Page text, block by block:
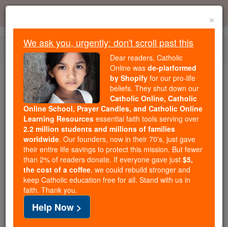
Skip
content
Because of You, 2.2 Million
Students Are Being Formed in the
Faith
Because of generous supporters like you,
Catholic Online School has already delivered
free, faithful Catholic education to over 2.2
million students across 193 countries. In an age
of noise and algorithms, you are helping form
souls with truth, prayer, Scripture, and Christ.
If everyone who reads this gave just $5 — the
×
We ask you, urgently: don't scroll past this
Dear readers, Catholic
Online was de-platformed
by Shopify for our pro-life
beliefs. They shut down our
Catholic Online, Catholic
Online School, Prayer Candles, and Catholic Online
Learning Resources essential faith tools serving over
2.2 million students and millions of families
worldwide. Our founders, now in their 70's, just gave
their entire life savings to protect this mission. But fewer
than 2% of readers donate. If everyone gave just $5,
the cost of a coffee, we could rebuild stronger and
keep Catholic education free for all. Stand with us in
faith. Thank you.
Help Now >